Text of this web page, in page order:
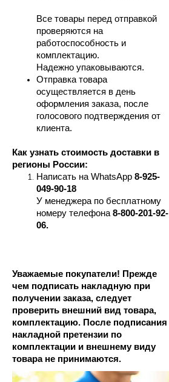
Все товары перед отправкой
проверяются на
работоспособность и
комплектацию.
Надежно упаковываются.
Отправка товара
осуществляется в день
оформления заказа, после
голосового подтверждения от
клиента.
Как узнать стоимость доставки в
регионы России:
Написать на WhatsApp 8-925-
049-90-18
У менеджера по бесплатному
номеру телефона 8-800-201-92-
06.
Уважаемые покупатели! Прежде
чем подписать накладную при
получении заказа, следует
проверить внешний вид товара,
комплектацию. После подписания
накладной претензии по
комплектации и внешнему виду
товара не принимаются.